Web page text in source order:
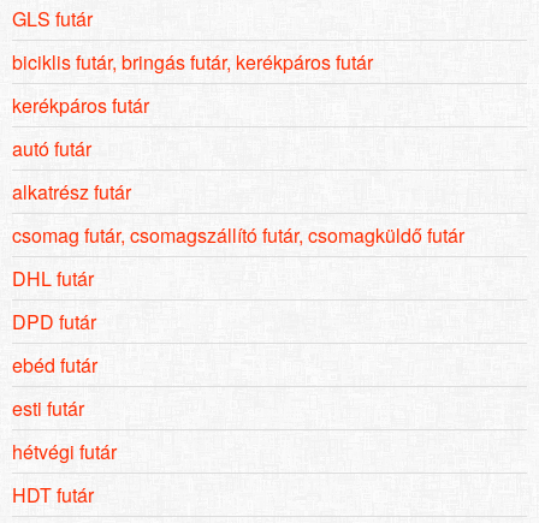
GLS futár
biciklis futár, bringás futár, kerékpáros futár
kerékpáros futár
autó futár
alkatrész futár
csomag futár, csomagszállító futár, csomagküldő futár
DHL futár
DPD futár
ebéd futár
esti futár
hétvégi futár
HDT futár